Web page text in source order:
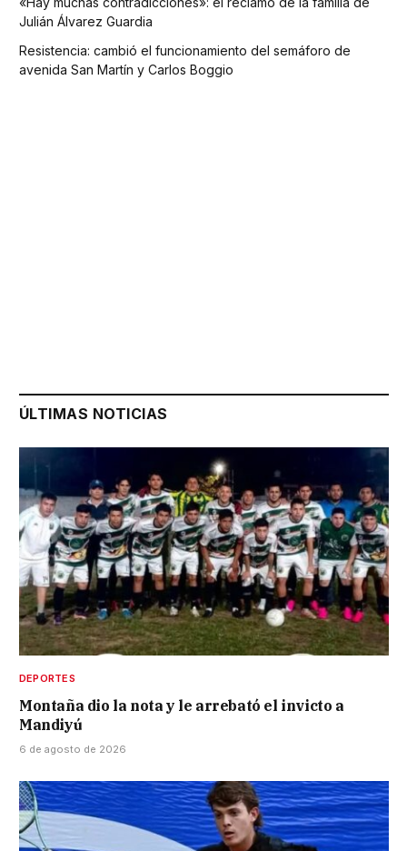
Julián Álvarez Guardia
Resistencia: cambió el funcionamiento del semáforo de
avenida San Martín y Carlos Boggio
ÚLTIMAS NOTICIAS
DEPORTES
Montaña dio la nota y le arrebató el invicto a
Mandiyú
6 de agosto de 2026